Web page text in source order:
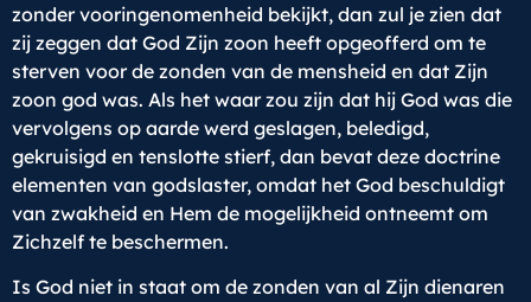
zonder vooringenomenheid bekijkt, dan zul je zien dat
zij zeggen dat God Zijn zoon heeft opgeofferd om te
sterven voor de zonden van de mensheid en dat Zijn
zoon god was. Als het waar zou zijn dat hij God was die
vervolgens op aarde werd geslagen, beledigd,
gekruisigd en tenslotte stierf, dan bevat deze doctrine
elementen van godslaster, omdat het God beschuldigt
van zwakheid en Hem de mogelijkheid ontneemt om
Zichzelf te beschermen.
Is God niet in staat om de zonden van al Zijn dienaren